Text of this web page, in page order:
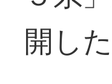
開した